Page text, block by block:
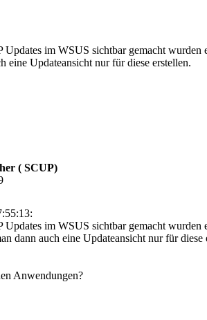
im WSUS sichtbar gemacht wurden
eine Updateansicht nur für diese erstellen.
( SCUP)
im WSUS sichtbar gemacht wurden
dann auch eine Updateansicht nur für diese
Anwendungen?